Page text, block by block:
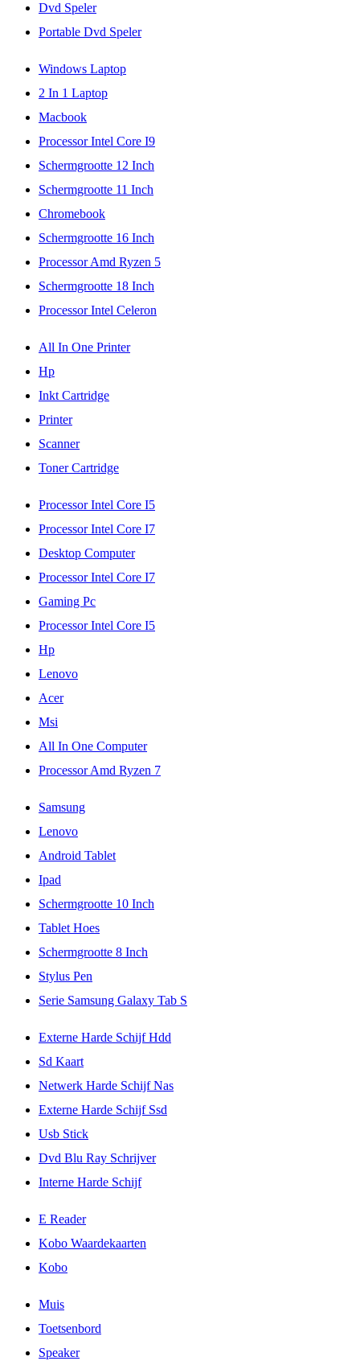
Dvd Speler
Portable Dvd Speler
Windows Laptop
2 In 1 Laptop
Macbook
Processor Intel Core I9
Schermgrootte 12 Inch
Schermgrootte 11 Inch
Chromebook
Schermgrootte 16 Inch
Processor Amd Ryzen 5
Schermgrootte 18 Inch
Processor Intel Celeron
All In One Printer
Hp
Inkt Cartridge
Printer
Scanner
Toner Cartridge
Processor Intel Core I5
Processor Intel Core I7
Desktop Computer
Processor Intel Core I7
Gaming Pc
Processor Intel Core I5
Hp
Lenovo
Acer
Msi
All In One Computer
Processor Amd Ryzen 7
Samsung
Lenovo
Android Tablet
Ipad
Schermgrootte 10 Inch
Tablet Hoes
Schermgrootte 8 Inch
Stylus Pen
Serie Samsung Galaxy Tab S
Externe Harde Schijf Hdd
Sd Kaart
Netwerk Harde Schijf Nas
Externe Harde Schijf Ssd
Usb Stick
Dvd Blu Ray Schrijver
Interne Harde Schijf
E Reader
Kobo Waardekaarten
Kobo
Muis
Toetsenbord
Speaker